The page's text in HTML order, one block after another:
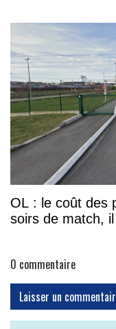
OL : le coût des
soirs de match,
0 commentaire
Laisser un